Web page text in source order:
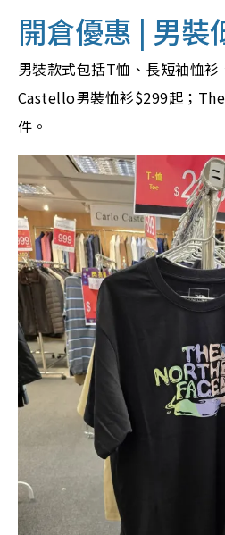
開倉優惠 | 男裝
男裝款式包括T恤、長短袖恤
Castello男裝恤衫$299起；
件。